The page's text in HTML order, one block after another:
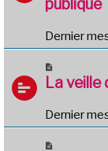
publique
Dernier
La veille
Dernier